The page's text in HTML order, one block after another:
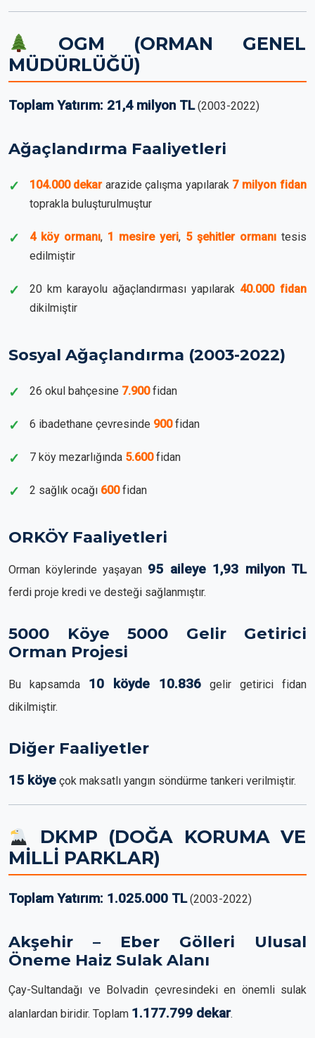
OGM (ORMAN GENEL
MÜDÜRLÜĞÜ)
Toplam Yatırım: 21,4 milyon TL(2003-2022)
Ağaçlandırma Faaliyetleri
104.000 dekararazide çalışma yapılarak 7 milyon fidan
toprakla buluşturulmuştur
4 köy ormanı, 1 mesire yeri, 5 şehitler ormanı tesis
edilmiştir
20 km karayolu ağaçlandırması yapılarak 40.000 fidan
dikilmiştir
Sosyal Ağaçlandırma (2003-2022)
26 okul bahçesine 7.900fidan
6 ibadethane çevresinde 900fidan
7 köy mezarlığında 5.600fidan
2 sağlık ocağı 600fidan
ORKÖY Faaliyetleri
Orman köylerinde yaşayan 95 aileye 1,93 milyon TL
ferdi proje kredi ve desteği sağlanmıştır.
5000 Köye 5000 Gelir Getirici
Orman Projesi
Bu kapsamda 10 köyde 10.836 gelir getirici fidan
dikilmiştir.
Diğer Faaliyetler
15 köye çok maksatlı yangın söndürme tankeri verilmiştir.
DKMP (DOĞA KORUMA VE
MİLLİ PARKLAR)
Toplam Yatırım: 1.025.000 TL(2003-2022)
Akşehir – Eber Gölleri Ulusal
Öneme Haiz Sulak Alanı
Çay-Sultandağı ve Bolvadin çevresindeki en önemli sulak
alanlardan biridir. Toplam 1.177.799 dekar.